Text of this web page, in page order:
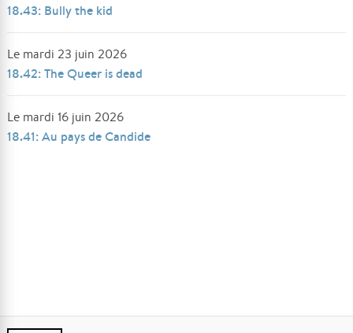
18.43: Bully the kid
Le mardi 23 juin 2026
18.42: The Queer is dead
Le mardi 16 juin 2026
18.41: Au pays de Candide